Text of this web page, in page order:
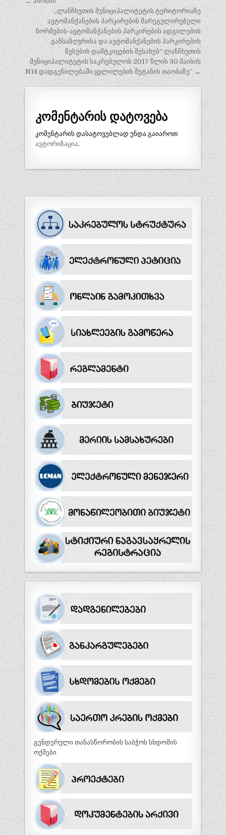
ნავიგაცია
„ლანჩხუთის მუნიციპალიტეტის ტერიტორიაზე
ავტომანქანების პარკირების მარეგულირებელი
ნორმების-ავტომანქანების პარკირების ადგილების
განსაზღვრისა და ავტომანქანების პარკირების
წესების დამტკიცების შესახებ“ ლანჩხუთის
მუნიციპალიტეტის საკრებულოს 2017 წლის 30 მაისის
N14 დადგენილებაში ცვლილების შეტანის თაობაზე” →
კომენტარის დატოვება
კომენტარის დასატოვებლად უნდა გაიაროთ
ავტორიზაცია.
გენდერული თანასწორობის საბჭოს სხდომის
ოქმები